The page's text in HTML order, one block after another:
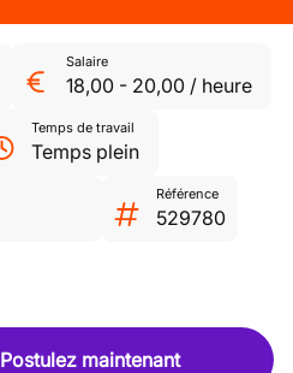
Salaire
18,00 - 20,00 / heure
Temps de travail
Temps plein
Référence
529780
Postulez maintenant